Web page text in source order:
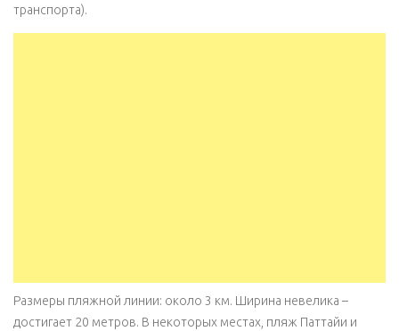
транспорта).
Размеры пляжной линии: около 3 км. Ширина невелика –
достигает 20 метров. В некоторых местах, пляж Паттайи и